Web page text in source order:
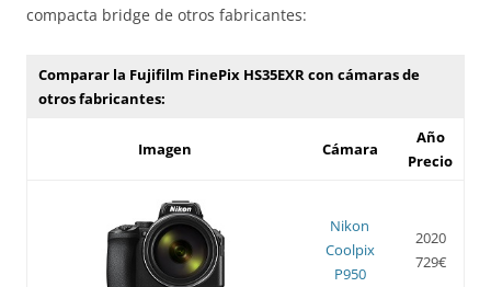
compacta bridge de otros fabricantes:
Comparar la Fujifilm FinePix HS35EXR con cámaras de
otros fabricantes:
Imagen Cámara
Año
Precio
Nikon
Coolpix
P950
2020
729€